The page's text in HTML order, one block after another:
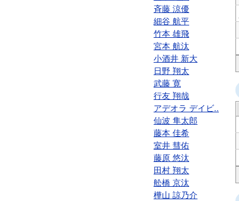
斉藤 涼優
細谷 航平
竹本 雄飛
宮本 航汰
小酒井 新大
日野 翔太
武藤 寛
行友 翔哉
アデオラ デイビ..
仙波 隼太郎
藤本 佳希
室井 彗佑
藤原 悠汰
田村 翔太
舩橋 京汰
樺山 諒乃介